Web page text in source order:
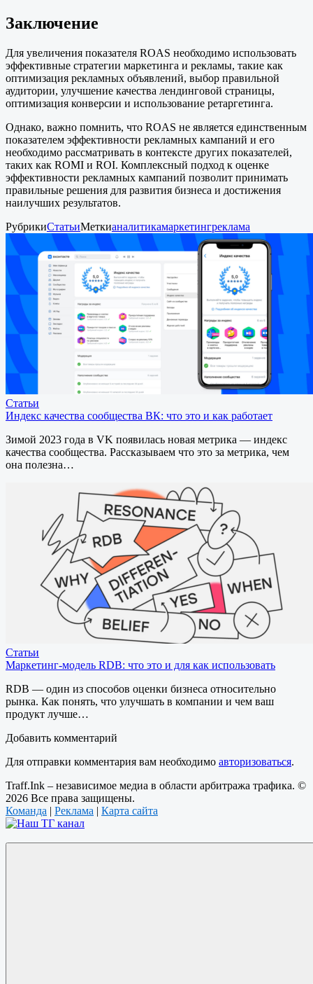
Заключение
Для увеличения показателя ROAS необходимо использовать
эффективные стратегии маркетинга и рекламы, такие как
оптимизация рекламных объявлений, выбор правильной
аудитории, улучшение качества лендинговой страницы,
оптимизация конверсии и использование ретаргетинга.
Однако, важно помнить, что ROAS не является единственным
показателем эффективности рекламных кампаний и его
необходимо рассматривать в контексте других показателей,
таких как ROMI и ROI. Комплексный подход к оценке
эффективности рекламных кампаний позволит принимать
правильные решения для развития бизнеса и достижения
наилучших результатов.
РубрикиСтатьиМеткианалитикамаркетингреклама
Статьи
Индекс качества сообщества ВК: что это и как работает
Зимой 2023 года в VK появилась новая метрика — индекс
качества сообщества. Рассказываем что это за метрика, чем
она полезна…
Статьи
Маркетинг-модель RDB: что это и для как использовать
RDB — один из способов оценки бизнеса относительно
рынка. Как понять, что улучшать в компании и чем ваш
продукт лучше…
Добавить комментарий
Для отправки комментария вам необходимо авторизоваться.
Traff.Ink – независимое медиа в области арбитража трафика. ©
2026 Все права защищены.
Команда | Реклама | Карта сайта